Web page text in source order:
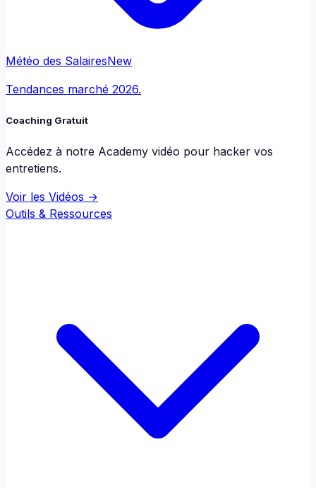
Météo des SalairesNew
Tendances marché 2026.
Coaching Gratuit
Accédez à notre Academy vidéo pour hacker vos
entretiens.
Voir les Vidéos →
Outils & Ressources